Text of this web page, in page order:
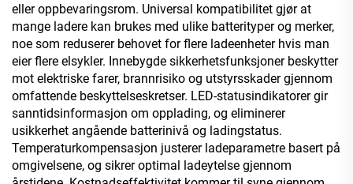
eller oppbevaringsrom. Universal kompatibilitet gjør at
mange ladere kan brukes med ulike batterityper og merker,
noe som reduserer behovet for flere ladeenheter hvis man
eier flere elsykler. Innebygde sikkerhetsfunksjoner beskytter
mot elektriske farer, brannrisiko og utstyrsskader gjennom
omfattende beskyttelseskretser. LED-statusindikatorer gir
sanntidsinformasjon om opplading, og eliminerer
usikkerhet angående batterinivå og ladingstatus.
Temperaturkompensasjon justerer ladeparametre basert på
omgivelsene, og sikrer optimal ladeytelse gjennom